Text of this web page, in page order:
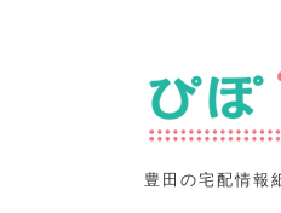
豊田の宅配情報